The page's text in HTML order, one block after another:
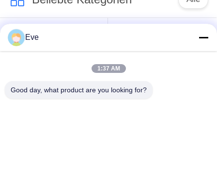
Gemüseverarbeitung
Ausrüstung
Gemüse-Dicer-
Eve
1:37 AM
Good day, what product are you looking for?